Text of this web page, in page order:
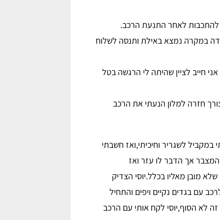
להתכבות לאחר התנעת הרכב.
במקרה נמצא באילת ותנסה לשלוח
חייב לציין שהיתה לי הרגשה בטל
חזרה למלון הנעתי את הרכב
במקביל לשגריר וחיכיתי,ואז חשבתי
אך הדבר לו עזר ואז
מובן מאליו בכלל.יוסי הצדיק
עם בגדים נקיים ויפים והתחיל
לא הסוף,יוסי לקח אותי עם הרכב